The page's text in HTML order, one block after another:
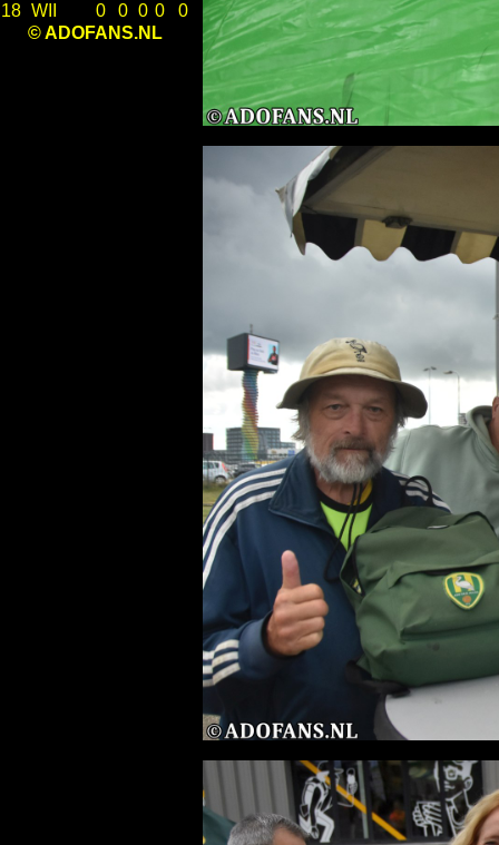
18 WII 0 0 0 0
0
© ADOFANS.NL